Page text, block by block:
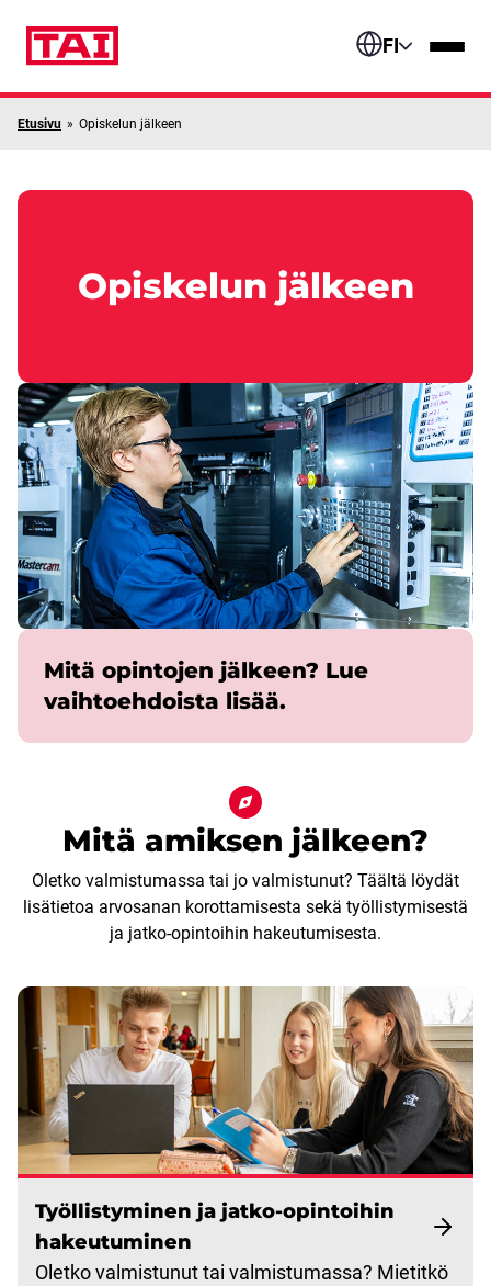
FI
Etusivu » Opiskelun jälkeen
Opiskelun jälkeen
Mitä opintojen jälkeen? Lue
vaihtoehdoista lisää.
Mitä amiksen jälkeen?
Oletko valmistumassa tai jo valmistunut? Täältä löydät
lisätietoa arvosanan korottamisesta sekä työllistymisestä
ja jatko-opintoihin hakeutumisesta.
Työllistyminen ja jatko-opintoihin
hakeutuminen
Oletko valmistunut tai valmistumassa? Mietitkö